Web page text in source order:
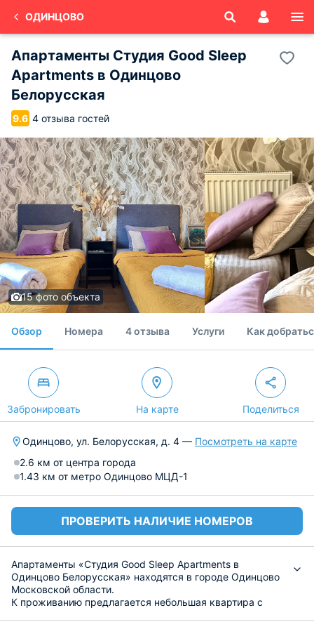
ОДИНЦОВО
Апартаменты Студия Good Sleep
Apartments в Одинцово
Белорусская
9.6 4 отзыва гостей
15 фото объекта
Обзор Номера 4 отзыва Услуги Как
Забронировать На карте Поделиться
Одинцово, ул. Белорусская, д. 4 — Посмотреть на карте
2.6 км от центра города
1.43 км от метро Одинцово МЦД-1
ПРОВЕРИТЬ НАЛИЧИЕ НОМЕРОВ
Апартаменты «Студия Good Sleep Apartments в
Одинцово Белорусская» находятся в городе Одинцово
Московской области.
К проживанию предлагается небольшая квартира с